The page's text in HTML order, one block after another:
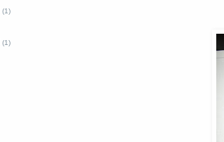
(1)
(1)